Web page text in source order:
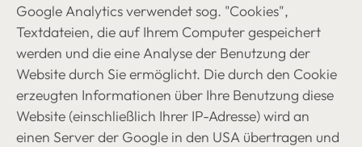
Google Analytics verwendet sog. "Cookies",
Textdateien, die auf Ihrem Computer gespeichert
werden und die eine Analyse der Benutzung der
Website durch Sie ermöglicht. Die durch den Cookie
erzeugten Informationen über Ihre Benutzung diese
Website (einschließlich Ihrer IP-Adresse) wird an
einen Server der Google in den USA übertragen und